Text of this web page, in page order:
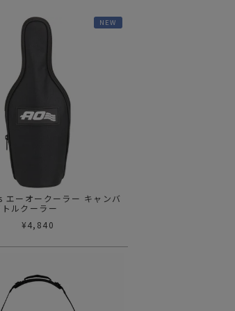
コスメ/フレグランス
ステッカー
食品/調味料
その他/ホビー
NEW
ーオークーラー キャンバ
ルクーラー
¥4,840